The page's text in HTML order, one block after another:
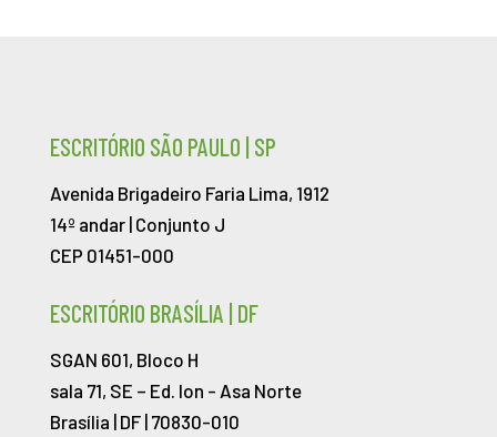
ESCRITÓRIO SÃO PAULO | SP
Avenida Brigadeiro Faria Lima, 1912
14º andar | Conjunto J
CEP 01451-000
ESCRITÓRIO BRASÍLIA | DF
SGAN 601, Bloco H
sala 71, SE – Ed. Ion - Asa Norte
Brasília | DF | 70830-010